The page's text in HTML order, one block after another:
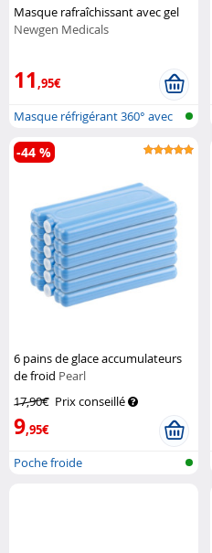
Masque rafraîchissant avec gel
Newgen Medicals
11 ,95€
Masque réfrigérant 360° avec
garnit...
6 pains de glace accumulateurs
de froid Pearl
17,90€ Prix conseillé
9,95€
-44 %
Poche froide